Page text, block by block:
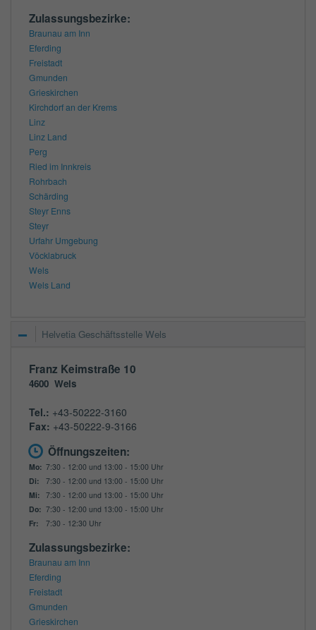
Zulassungsbezirke:
Braunau am Inn
Eferding
Freistadt
Gmunden
Grieskirchen
Kirchdorf an der Krems
Linz
Linz Land
Perg
Ried im Innkreis
Rohrbach
Schärding
Steyr Enns
Steyr
Urfahr Umgebung
Vöcklabruck
Wels
Wels Land
Helvetia Geschäftsstelle Wels
Franz Keimstraße 10
4600 Wels
Tel.: +43-50222-3160
Fax: +43-50222-9-3166
Öffnungszeiten:
Mo: 7:30 - 12:00 und 13:00 - 15:00 Uhr
Di:
7:30 - 12:00 und 13:00 - 15:00 Uhr
Mi: 7:30 - 12:00 und 13:00 - 15:00 Uhr
Do: 7:30 - 12:00 und 13:00 - 15:00 Uhr
Fr:
7:30 - 12:30 Uhr
Zulassungsbezirke:
Braunau am Inn
Eferding
Freistadt
Gmunden
Grieskirchen